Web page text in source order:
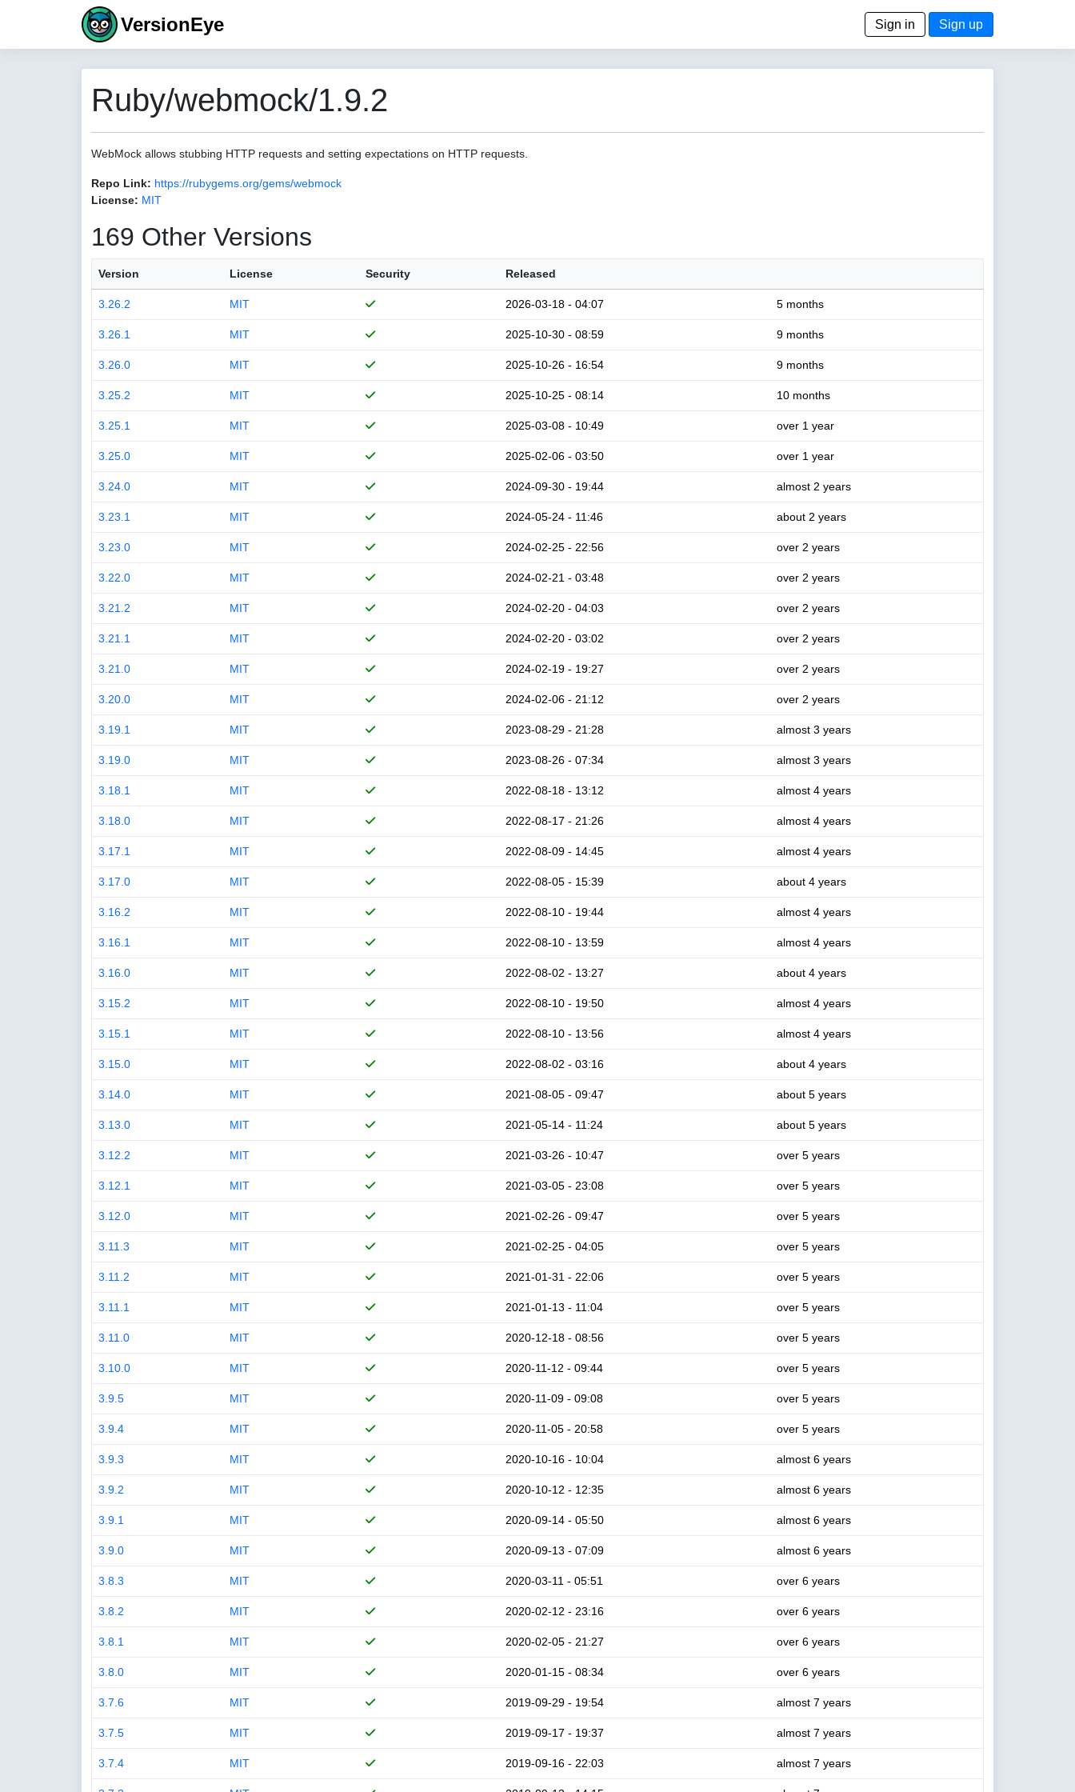
VersionEye Sign in Sign up
Ruby/webmock/1.9.2
WebMock allows stubbing HTTP requests and setting expectations on HTTP requests.
Repo Link: https://rubygems.org/gems/webmock
License: MIT
169 Other Versions
Version License Security Released
3.26.2 MIT 2026-03-18 - 04:07 5 months
3.26.1 MIT 2025-10-30 - 08:59 9 months
3.26.0 MIT 2025-10-26 - 16:54 9 months
3.25.2 MIT 2025-10-25 - 08:14 10 months
3.25.1 MIT 2025-03-08 - 10:49 over 1 year
3.25.0 MIT 2025-02-06 - 03:50 over 1 year
3.24.0 MIT 2024-09-30 - 19:44 almost 2 years
3.23.1 MIT 2024-05-24 - 11:46 about 2 years
3.23.0 MIT 2024-02-25 - 22:56 over 2 years
3.22.0 MIT 2024-02-21 - 03:48 over 2 years
3.21.2 MIT 2024-02-20 - 04:03 over 2 years
3.21.1 MIT 2024-02-20 - 03:02 over 2 years
3.21.0 MIT 2024-02-19 - 19:27 over 2 years
3.20.0 MIT 2024-02-06 - 21:12 over 2 years
3.19.1 MIT 2023-08-29 - 21:28 almost 3 years
3.19.0 MIT 2023-08-26 - 07:34 almost 3 years
3.18.1 MIT 2022-08-18 - 13:12 almost 4 years
3.18.0 MIT 2022-08-17 - 21:26 almost 4 years
3.17.1 MIT 2022-08-09 - 14:45 almost 4 years
3.17.0 MIT 2022-08-05 - 15:39 about 4 years
3.16.2 MIT 2022-08-10 - 19:44 almost 4 years
3.16.1 MIT 2022-08-10 - 13:59 almost 4 years
3.16.0 MIT 2022-08-02 - 13:27 about 4 years
3.15.2 MIT 2022-08-10 - 19:50 almost 4 years
3.15.1 MIT 2022-08-10 - 13:56 almost 4 years
3.15.0 MIT 2022-08-02 - 03:16 about 4 years
3.14.0 MIT 2021-08-05 - 09:47 about 5 years
3.13.0 MIT 2021-05-14 - 11:24 about 5 years
3.12.2 MIT 2021-03-26 - 10:47 over 5 years
3.12.1 MIT 2021-03-05 - 23:08 over 5 years
3.12.0 MIT 2021-02-26 - 09:47 over 5 years
3.11.3 MIT 2021-02-25 - 04:05 over 5 years
3.11.2 MIT 2021-01-31 - 22:06 over 5 years
3.11.1 MIT 2021-01-13 - 11:04 over 5 years
3.11.0 MIT 2020-12-18 - 08:56 over 5 years
3.10.0 MIT 2020-11-12 - 09:44 over 5 years
3.9.5 MIT 2020-11-09 - 09:08 over 5 years
3.9.4 MIT 2020-11-05 - 20:58 over 5 years
3.9.3 MIT 2020-10-16 - 10:04 almost 6 years
3.9.2 MIT 2020-10-12 - 12:35 almost 6 years
3.9.1 MIT 2020-09-14 - 05:50 almost 6 years
3.9.0 MIT 2020-09-13 - 07:09 almost 6 years
3.8.3 MIT 2020-03-11 - 05:51 over 6 years
3.8.2 MIT 2020-02-12 - 23:16 over 6 years
3.8.1 MIT 2020-02-05 - 21:27 over 6 years
3.8.0 MIT 2020-01-15 - 08:34 over 6 years
3.7.6 MIT 2019-09-29 - 19:54 almost 7 years
3.7.5 MIT 2019-09-17 - 19:37 almost 7 years
3.7.4 MIT 2019-09-16 - 22:03 almost 7 years